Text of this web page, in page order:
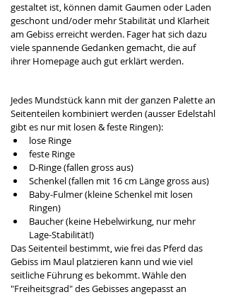
gestaltet ist, können damit Gaumen oder Laden
geschont und/oder mehr Stabilität und Klarheit
am Gebiss erreicht werden. Fager hat sich dazu
viele spannende Gedanken gemacht, die auf
ihrer Homepage auch gut erklärt werden.
Jedes Mundstück kann mit der ganzen Palette an
Seitenteilen kombiniert werden (ausser Edelstahl
gibt es nur mit losen & feste Ringen):
lose Ringe
feste Ringe
D-Ringe (fallen gross aus)
Schenkel (fallen mit 16 cm Länge gross aus)
Baby-Fulmer (kleine Schenkel mit losen
Ringen)
Baucher (keine Hebelwirkung, nur mehr
Lage-Stabilität!)
Das Seitenteil bestimmt, wie frei das Pferd das
Gebiss im Maul platzieren kann und wie viel
seitliche Führung es bekommt. Wähle den
"Freiheitsgrad" des Gebisses angepasst an